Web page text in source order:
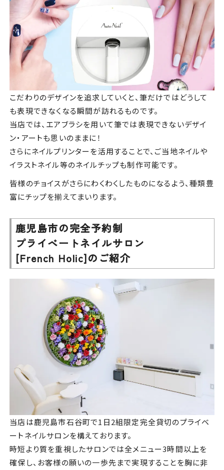
こだわりのデザインを追求していくと、筆だけではどうして
も表現できなくなる瞬間が訪れるものです。
当店では、エアブラシを用いて筆では表現できないデザイ
ン・アートも思いのままに！
さらにネイルプリンターを活用することで、ご当地ネイルや
イラストネイル等のネイルチップも制作可能です。
皆様のチョイスがさらにわくわくしたものになるよう、種類豊
富にチップを揃えてまいります。
鹿児島市の完全予約制
プライベートネイルサロン
[French Holic]のご紹介
当店は鹿児島市石谷町で1日2組限定完全貸切のプライベ
ートネイルサロンを構えております。
時短より質を重視したサロンでは全メニュー3時間以上を
確保し、お客様の願いの一歩先まで実現することを胸に非